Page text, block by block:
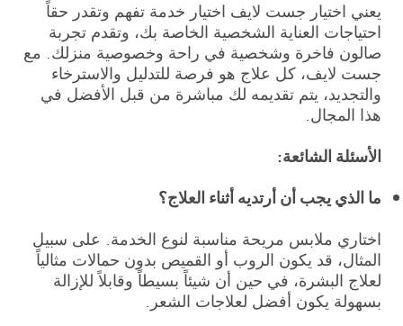
يعني اختيار جست لايف اختيار خدمة تفهم وتقدر حقاً
احتياجات العناية الشخصية الخاصة بك، وتقدم تجربة
صالون فاخرة وشخصية في راحة وخصوصية منزلك. مع
جست لايف، كل علاج هو فرصة للتدليل والاسترخاء
والتجديد، يتم تقديمه لك مباشرة من قبل الأفضل في
هذا المجال.
الأسئلة الشائعة:
ما الذي يجب أن أرتديه أثناء العلاج؟
اختاري ملابس مريحة مناسبة لنوع الخدمة. على سبيل
المثال، قد يكون الروب أو القميص بدون حمالات مثالياً
لعلاج البشرة، في حين أن شيئاً بسيطاً وقابلاً للإزالة
بسهولة يكون أفضل لعلاجات الشعر.